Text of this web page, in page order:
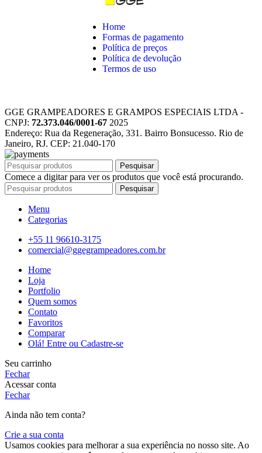
Home
Formas de pagamento
Política de preços
Política de devolução
Termos de uso
GGE GRAMPEADORES E GRAMPOS ESPECIAIS LTDA -
CNPJ: 72.373.046/0001-67 2025
Endereço: Rua da Regeneração, 331. Bairro Bonsucesso. Rio de
Janeiro, RJ. CEP: 21.040-170
Pesquisar
Comece a digitar para ver os produtos que você está procurando.
Pesquisar
Menu
Categorias
+55 11 96610-3175
comercial@ggegrampeadores.com.br
Home
Loja
Portfolio
Quem somos
Contato
Favoritos
Comparar
Olá! Entre ou Cadastre-se
Seu carrinho
Fechar
Acessar conta
Fechar
Ainda não tem conta?
Crie a sua conta
Usamos cookies para melhorar a sua experiência no nosso site. Ao